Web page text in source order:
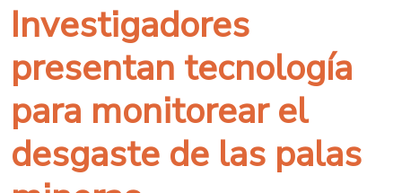
Investigadores
presentan tecnología
para monitorear el
desgaste de las palas